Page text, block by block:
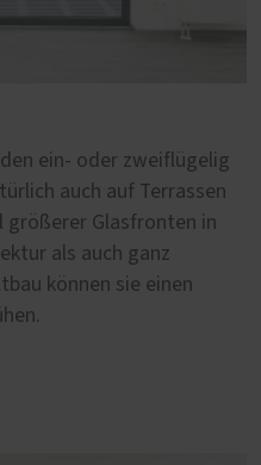
ein- oder zweiflügelig
auch auf Terrassen
größerer Glasfronten in
als auch ganz
können sie einen